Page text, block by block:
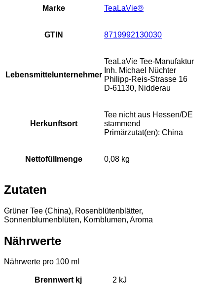
Marke TeaLaVie®
GTIN 8719992130030
Lebensmittelunternehmer
TeaLaVie Tee-Manufaktur
Inh. Michael Nüchter
Philipp-Reis-Strasse 16
D-61130, Nidderau
Herkunftsort
Tee nicht aus Hessen/DE
stammend
Primärzutat(en): China
Nettofüllmenge 0,08 kg
Zutaten
Grüner Tee (China), Rosenblütenblätter,
Sonnenblumenblüten, Kornblumen, Aroma
Nährwerte
Nährwerte pro 100 ml
Brennwert kj 2 kJ